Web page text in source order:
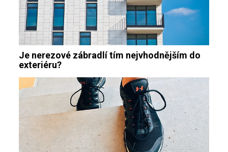
Je nerezové zábradlí tím nejvhodnějším do
exteriéru?